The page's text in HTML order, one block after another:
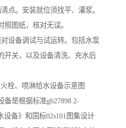
点。安装就位须找平、灌浆。
图纸，核对无误。
设备调试与试运转。包括水泵
开关，以及设备清洗、充水后
栓、喷淋给水设备示意图
备是根据标准gb27898.2-
设备》和国标02s101图集设计